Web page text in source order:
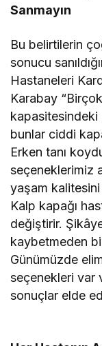
Sanmayın
Bu belirtilerin
sonucu
Hastaneleri
Karabay
kapasitesindeki
bunlar ciddi
Erken tanı
seçeneklerimiz
yaşam
Kalp kapağı
değiştirir.
kaybetmeden
Günümüzde
seçenekleri var
sonuçlar elde